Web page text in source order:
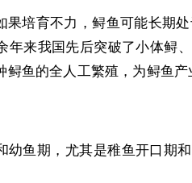
果培育不力，鲟鱼可能长期
来我国先后突破了小体鲟
鱼的全人工繁殖，为鲟鱼产
幼鱼期，尤其是稚鱼开口期